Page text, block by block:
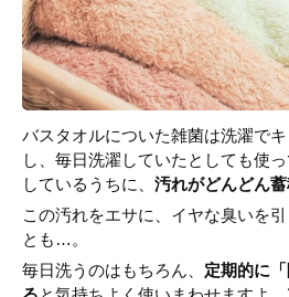
バスタオルについた雑菌は洗濯で
し、毎日洗濯していたとしても使
しているうちに、 汚れがどんどん
この汚れをエサに、イヤな臭いを
とも…。
毎日洗うのはもちろん、 定期的に